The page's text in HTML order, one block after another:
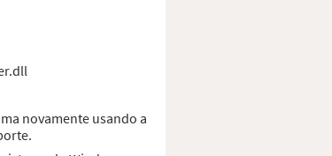
novamente usando a